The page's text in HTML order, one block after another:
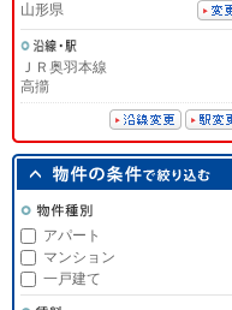
山形県
ＪＲ奥羽本線
高擶
アパート
マンション
一戸建て